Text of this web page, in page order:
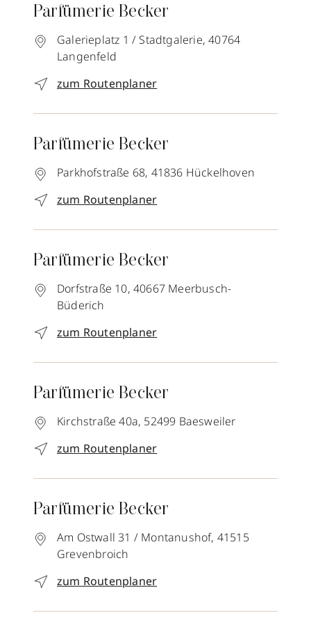
Parfümerie Becker
Galerieplatz 1 / Stadtgalerie, 40764
Langenfeld
zum Routenplaner
Parfümerie Becker
Parkhofstraße 68, 41836 Hückelhoven
zum Routenplaner
Parfümerie Becker
Dorfstraße 10, 40667 Meerbusch-
Büderich
zum Routenplaner
Parfümerie Becker
Kirchstraße 40a, 52499 Baesweiler
zum Routenplaner
Parfümerie Becker
Am Ostwall 31 / Montanushof, 41515
Grevenbroich
zum Routenplaner